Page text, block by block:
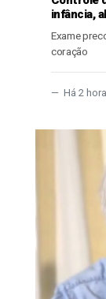
infância,
Exame
coração
Há 2